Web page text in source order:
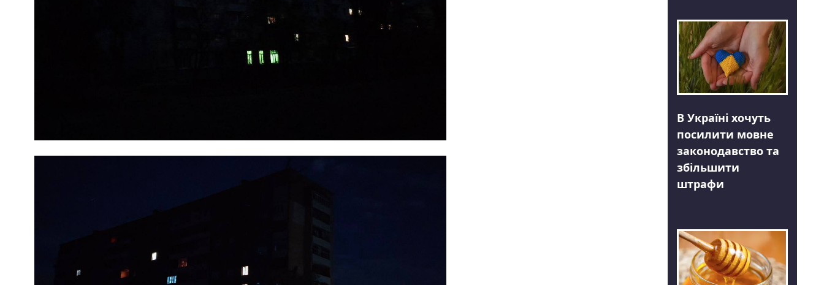
В Україні хочуть
посилити мовне
законодавство та
збільшити
штрафи